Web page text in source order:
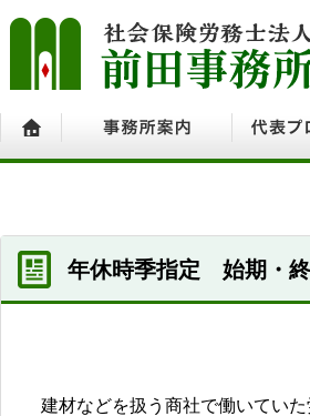
年休時季指定 始期・
建材などを扱う商社で働いてい